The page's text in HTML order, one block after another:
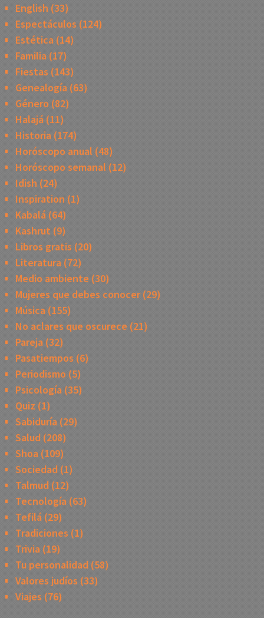
English (33)
Espectáculos (124)
Estética(14)
Familia(17)
Fiestas (143)
Genealogía(63)
Género (82)
Halajá(11)
Historia(174)
Horóscopo anual (48)
Horóscopo semanal (12)
Idish (24)
Inspiration (1)
Kabalá(64)
Kashrut (9)
Libros gratis (20)
Literatura(72)
Medio ambiente (30)
Mujeres que debes conocer(29)
Música(155)
No aclares que oscurece (21)
Pareja(32)
Pasatiempos (6)
Periodismo (5)
Psicología(35)
Quiz (1)
Sabiduría(29)
Salud (208)
Shoa(109)
Sociedad(1)
Talmud (12)
Tecnología(63)
Tefilá(29)
Tradiciones (1)
Trivia(19)
Tu personalidad(58)
Valores judíos (33)
Viajes (76)